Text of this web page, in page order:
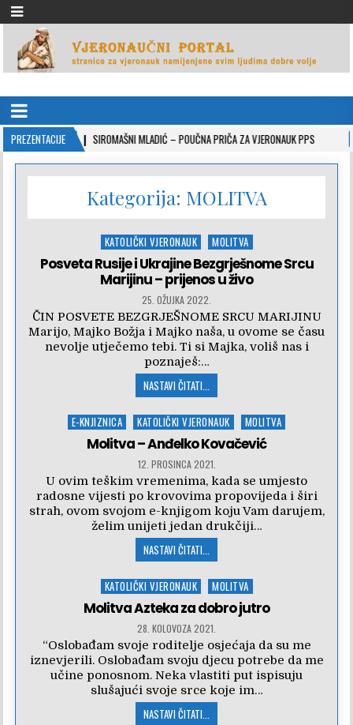
VJERONAUČNI PORTAL
PREZENTACIJE
26 SIROMAŠNI MLADIĆ – POUČNA PRIČA ZA VJERONAUK PPS 2021-05-
Kategorija: MOLITVA
Posted
in
KATOLIČKI VJERONAUK MOLITVA
Posveta Rusije i Ukrajine Bezgrješnome Srcu
Marijinu – prijenos u živo
25. OŽUJKA 2022.
ČIN POSVETE BEZGRJEŠNOME SRCU MARIJINU
Marijo, Majko Božja i Majko naša, u ovome se času
nevolje utječemo tebi. Ti si Majka, voliš nas i
poznaješ:…
NASTAVI ČITATI...
Posted
E-KNJIZNICA KATOLIČKI VJERONAUK MOLITVA
Molitva – Anđelko Kovačević
12. PROSINCA 2021.
U ovim teškim vremenima, kada se umjesto
radosne vijesti po krovovima propovijeda i širi
strah, ovom svojom e-knjigom koju Vam darujem,
želim unijeti jedan drukčiji…
NASTAVI ČITATI...
Posted
in
KATOLIČKI VJERONAUK MOLITVA
Molitva Azteka za dobro jutro
28. KOLOVOZA 2021.
“Oslobađam svoje roditelje osjećaja da su me
iznevjerili. Oslobađam svoju djecu potrebe da me
učine ponosnom. Neka vlastiti put ispisuju
slušajući svoje srce koje im…
NASTAVI ČITATI...